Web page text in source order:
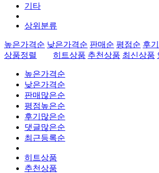
기타
상위분류
높은가격순 낮은가격순 판매순 평점순 후
히트상품 추천상품 최신상품
상품정렬
높은가격순
낮은가격순
판매많은순
평점높은순
후기많은순
댓글많은순
최근등록순
히트상품
추천상품